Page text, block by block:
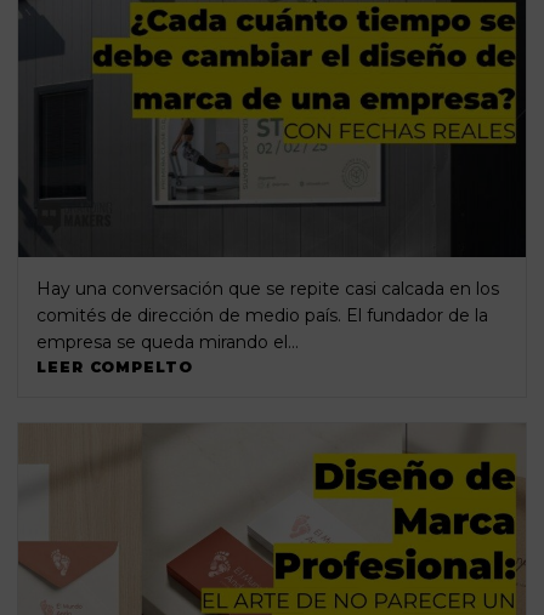
Hay una conversación que se repite casi calcada en los
comités de dirección de medio país. El fundador de la
empresa se queda mirando el…
LEER COMPELTO